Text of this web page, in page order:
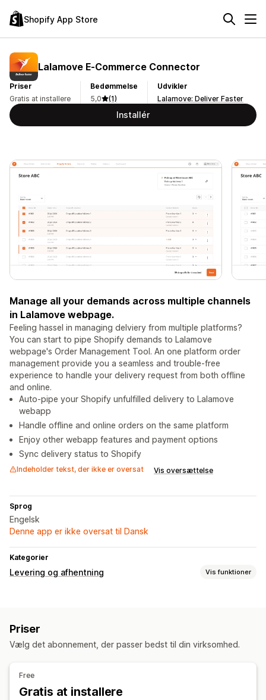
Shopify App Store
Lalamove E‑Commerce Connector
Priser
Gratis at installere
Bedømmelse
5,0
(1)
Udvikler
Lalamove: Deliver Faster
Installér
Manage all your demands across multiple channels
in Lalamove webpage.
Feeling hassel in managing delviery from multiple platforms?
You can start to pipe Shopify demands to Lalamove
webpage's Order Management Tool. An one platform order
management provide you a seamless and trouble-free
experience to handle your delivery request from both offline
and online.
Auto-pipe your Shopify unfulfilled delivery to Lalamove
webapp
Handle offline and online orders on the same platform
Enjoy other webapp features and payment options
Sync delivery status to Shopify
Indeholder tekst, der ikke er oversat Vis oversættelse
Sprog
Engelsk
Denne app er ikke oversat til Dansk
Kategorier
Levering og afhentning Vis funktioner
Adressevalidering
Sporing i realtid
Priser
Vælg det abonnement, der passer bedst til din virksomhed.
Free
Gratis at installere